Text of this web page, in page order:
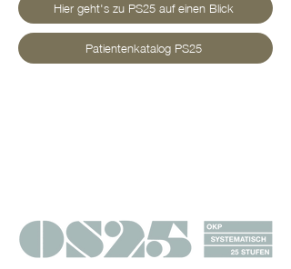
Hier geht's zu PS25 auf einen Blick
Patientenkatalog PS25